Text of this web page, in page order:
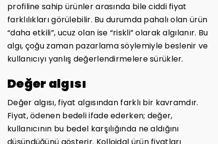
profiline sahip ürünler arasında bile ciddi fiyat
farklılıkları görülebilir. Bu durumda pahalı olan ürün
“daha etkili”, ucuz olan ise “riskli” olarak algılanır. Bu
algı, çoğu zaman pazarlama söylemiyle beslenir ve
kullanıcıyı yanlış değerlendirmelere sürükler.
Değer algısı
Değer algısı, fiyat algısından farklı bir kavramdır.
Fiyat, ödenen bedeli ifade ederken; değer,
kullanıcının bu bedel karşılığında ne aldığını
düşündüğünü gösterir. Kolloidal ürün fiyatları